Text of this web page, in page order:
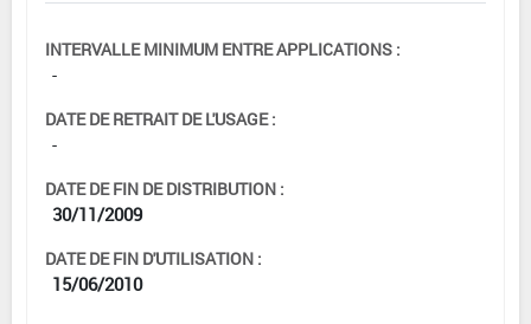
INTERVALLE MINIMUM ENTRE APPLICATIONS :
-
DATE DE RETRAIT DE L'USAGE :
-
DATE DE FIN DE DISTRIBUTION :
30/11/2009
DATE DE FIN D'UTILISATION :
15/06/2010